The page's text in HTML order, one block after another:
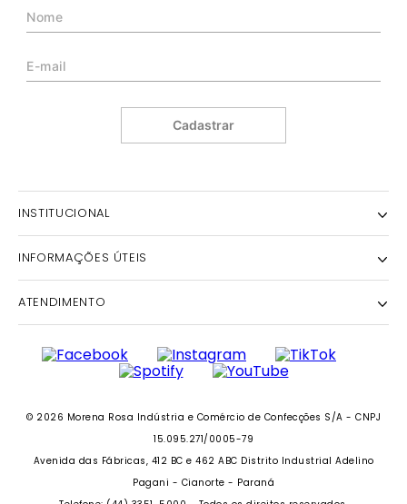
Cadastrar
INSTITUCIONAL
NOSSA HISTÓRIA
NOSSAS LOJAS
POLÍTICA DE PRIVACIDADE
INSTITUTO MORENA ROSA
GRUPO MORENA ROSA
PERSONAL SHOPPER
INFORMAÇÕES ÚTEIS
RECLAME AQUI
ATENDIMENTO
FALECONOSCO@IODICE.COM.BR
DAS 08 ÀS 18H
© 2026 Morena Rosa Indústria e Comércio de Confecções S/A - CNPJ
15.095.271/0005-79
Avenida das Fábricas, 412 BC e 462 ABC Distrito Industrial Adelino
Pagani - Cianorte - Paraná